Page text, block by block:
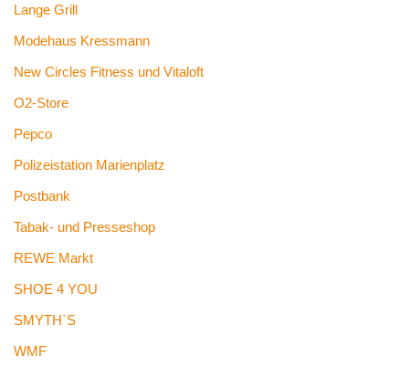
Lange Grill
Modehaus Kressmann
New Circles Fitness und Vitaloft
O2-Store
Pepco
Polizeistation Marienplatz
Postbank
Tabak- und Presseshop
REWE Markt
SHOE 4 YOU
SMYTH`S
WMF